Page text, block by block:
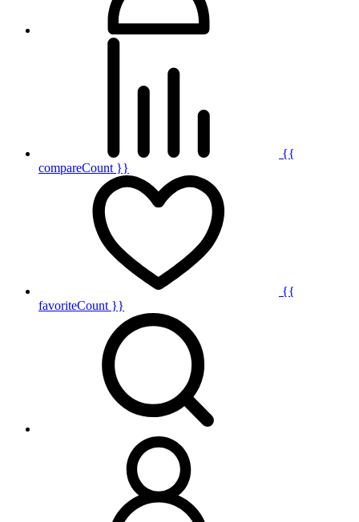
{{
compareCount }}
{{
favoriteCount }}